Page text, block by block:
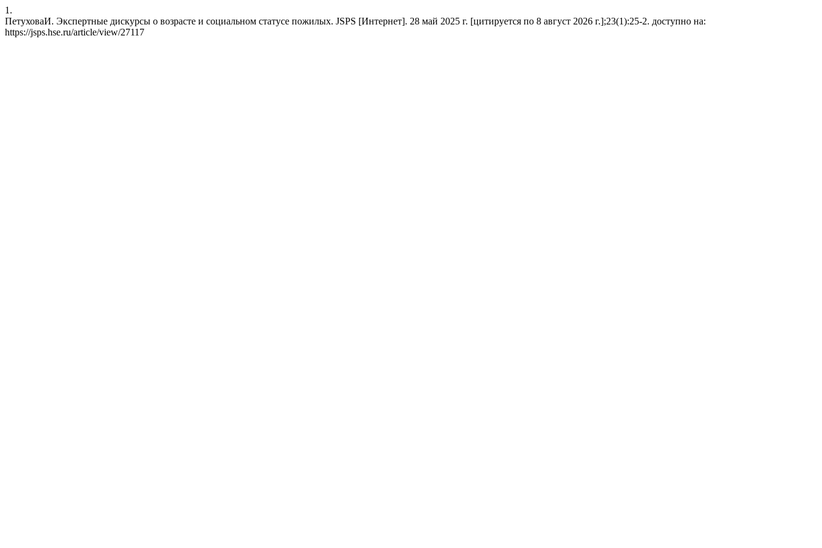
1.
ПетуховаИ. Экспертные дискурсы о возрасте и социальном статусе пожилых. JSPS [Интернет]. 28 май 2025 г. [цитируется по 8 август 2026 г.];23(1):25-2. доступно на:
https://jsps.hse.ru/article/view/27117